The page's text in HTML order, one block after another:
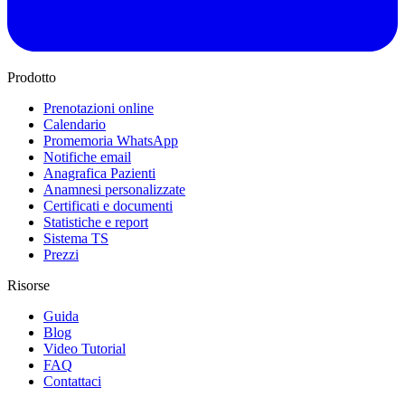
Prodotto
Prenotazioni online
Calendario
Promemoria WhatsApp
Notifiche email
Anagrafica Pazienti
Anamnesi personalizzate
Certificati e documenti
Statistiche e report
Sistema TS
Prezzi
Risorse
Guida
Blog
Video Tutorial
FAQ
Contattaci